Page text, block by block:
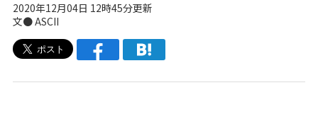
2020年12月04日 12時45分更新
文● ASCII